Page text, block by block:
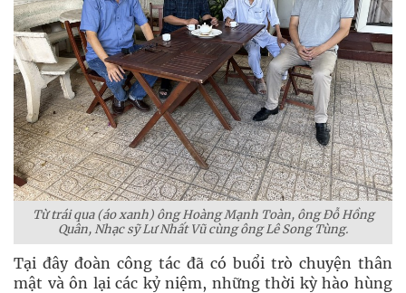
Từ trái qua (áo xanh) ông Hoàng Mạnh Toàn, ông Đỗ Hồng
Quân, Nhạc sỹ Lư Nhất Vũ cùng ông Lê Song Tùng.
Tại đây đoàn công tác đã có buổi trò chuyện thân
mật và ôn lại các kỷ niệm, những thời kỳ hào hùng